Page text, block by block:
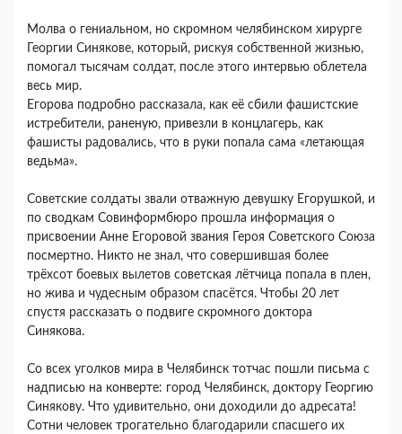
Молва о гениальном, но скромном челябинском хирурге
Георгии Синякове, который, рискуя собственной жизнью,
помогал тысячам солдат, после этого интервью облетела
весь мир.
Егорова подробно рассказала, как её сбили фашистские
истребители, раненую, привезли в концлагерь, как
фашисты радовались, что в руки попала сама «летающая
ведьма».
Советские солдаты звали отважную девушку Егорушкой, и
по сводкам Совинформбюро прошла информация о
присвоении Анне Егоровой звания Героя Советского Союза
посмертно. Никто не знал, что совершившая более
трёхсот боевых вылетов советская лётчица попала в плен,
но жива и чудесным образом спасётся. Чтобы 20 лет
спустя рассказать о подвиге скромного доктора
Синякова.
Со всех уголков мира в Челябинск тотчас пошли письма с
надписью на конверте: город Челябинск, доктору Георгию
Синякову. Что удивительно, они доходили до адресата!
Сотни человек трогательно благодарили спасшего их